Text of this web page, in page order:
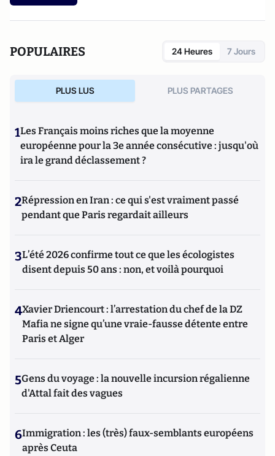
POPULAIRES 24 Heures 7 Jours
PLUS LUS PLUS PARTAGES
1Les Français moins riches que la moyenne
européenne pour la 3e année consécutive : jusqu'où
ira le grand déclassement ?
2Répression en Iran : ce qui s'est vraiment passé
pendant que Paris regardait ailleurs
3L’été 2026 confirme tout ce que les écologistes
disent depuis 50 ans : non, et voilà pourquoi
4Xavier Driencourt : l’arrestation du chef de la DZ
Mafia ne signe qu’une vraie-fausse détente entre
Paris et Alger
5Gens du voyage : la nouvelle incursion régalienne
d'Attal fait des vagues
6Immigration : les (très) faux-semblants européens
après Ceuta